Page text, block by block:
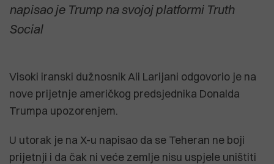
napisao je Trump na svojoj platformi Truth
Social
Visoki iranski dužnosnik Ali Larijani odgovorio je na
nove prijetnje američkog predsjednika Donalda
Trumpa upozorenjem.
U utorak je na X-u napisao da se Teheran ne boji
prijetnji i da čak ni veće zemlje nisu uspjele uništiti